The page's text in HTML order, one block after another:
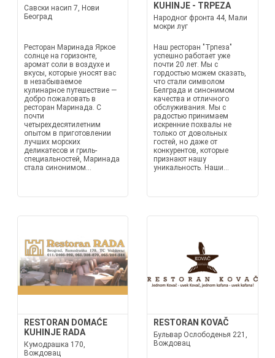
Савски насип 7, Нови
Београд
Ресторан Маринада Яркое
солнце на горизонте,
аромат соли в воздухе и
вкусы, которые уносят вас
в незабываемое
кулинарное путешествие —
добро пожаловать в
ресторан Маринада. С
почти
четырехдесятилетним
опытом в приготовлении
лучших морских
деликатесов и гриль-
специальностей, Маринада
стала синонимом...
KUHINJE - TRPEZA
Народног фронта 44, Мали
мокри луг
Наш ресторан "Трпеза"
успешно работает уже
почти 20 лет. Мы с
гордостью можем сказать,
что стали символом
Белграда и синонимом
качества и отличного
обслуживания. Мы с
радостью принимаем
искренние похвалы не
только от довольных
гостей, но даже от
конкурентов, которые
признают нашу
уникальность. Наши...
RESTORAN DOMAĆE
KUHINJE RADA
Кумодрашка 170,
Вождовац
RESTORAN KOVAČ
Бульвар Ослободенья 221,
Вождовац